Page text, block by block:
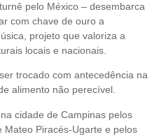
pelo México – desembarca
com chave de ouro a
projeto que valoriza a
locais e nacionais.
trocado com antecedência na
alimento não perecível.
cidade de Campinas pelos
Mateo Piracés-Ugarte e pelos